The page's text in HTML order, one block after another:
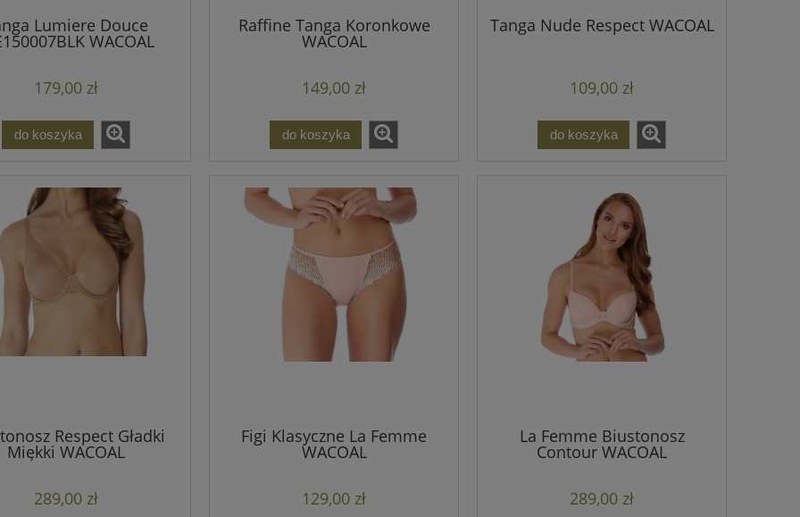
Lumiere Douce
WACOAL
179,00 zł
do koszyka
Raffine Tanga Koronkowe
WACOAL
149,00 zł
do koszyka
Tanga Nude Respect WACOAL
109,00 zł
do koszyka
Respect Gładki
Miękki WACOAL
289,00 zł
Figi Klasyczne La Femme
WACOAL
129,00 zł
La Femme Biustonosz
Contour WACOAL
289,00 zł